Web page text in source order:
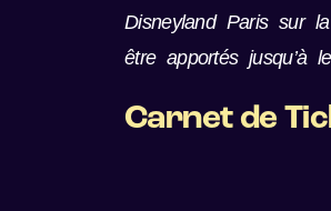
Disneyland Paris sur
être apportés jusqu’à
Carnet de